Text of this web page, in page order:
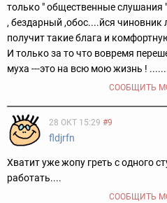
только " общественные
, бездарный ,обос....йся чиновник
получит такие блага и
И только за то что вовремя
муха ---это на всю мою жизнь !
СООБЩИТЬ
28 ОКТ 15:29 #9
fldjrfn
Хватит уже жопу греть с одного
работать....
СООБЩИТЬ